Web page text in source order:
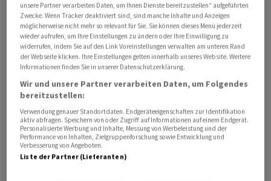
der Welt. Unterstützt wird dieser Schritt durch
produktionsgebundene Förderprogramme unter
Premierminister Narendra Modi, die Indien zu einer
globalen Produktionsdrehscheibe machen sollen. Diese
Subventionen helfen, strukturelle Kostennachteile
auszugleichen, mit denen Hersteller in Indien
konfrontiert sind – etwa fehlende Lieferketten wie in
China oder logistische Herausforderungen.
unsere Partner verarbeiten Daten, um Ihnen Dienste bereitzustellen“ aufgeführten
Zwecke. Wenn Tracker deaktiviert sind, sind manche Inhalte und Anzeigen
möglicherweise nicht mehr so relevant für Sie. Sie können dieses Menü jederzeit
wieder aufrufen, um Ihre Einstellungen zu ändern oder Ihre Einwilligung zu
widerrufen, indem Sie auf den Link Voreinstellungen verwalten am unteren Rand
der Webseite klicken. Ihre Einstellungen gelten innerhalb unseres Website. Weitere
Informationen finden Sie in unserer Datenschutzerklärung.
Wir und unsere Partner verarbeiten Daten, um Folgendes
bereitzustellen:
Verwendung genauer Standortdaten. Endgeräteeigenschaften zur Identifikation
aktiv abfragen. Speichern von oder Zugriff auf Informationen auf einem Endgerät.
Personalisierte Werbung und Inhalte, Messung von Werbeleistung und der
Performance von Inhalten, Zielgruppenforschung sowie Entwicklung und
Verbesserung von Angeboten.
Liste der Partner (Lieferanten)